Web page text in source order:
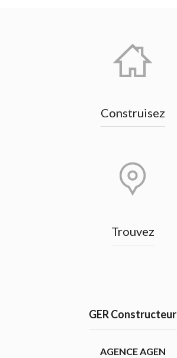
Construisez
Trouvez
GER Constructeur
AGENCE AGEN